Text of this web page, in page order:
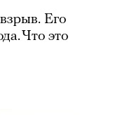
Его
Что это